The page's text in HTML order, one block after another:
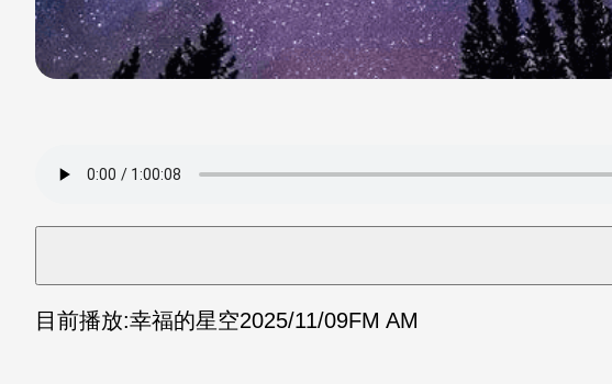
目前播放:幸福的星空2025/11/09FM AM